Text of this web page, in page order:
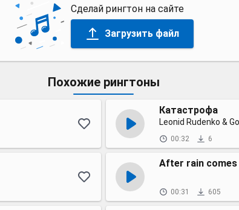
Сделай рингтон на сайте
Загрузить файл
Похожие рингтоны
Катастрофа
Leonid Rudenko &
00:32 6
After rain comes
00:31 605